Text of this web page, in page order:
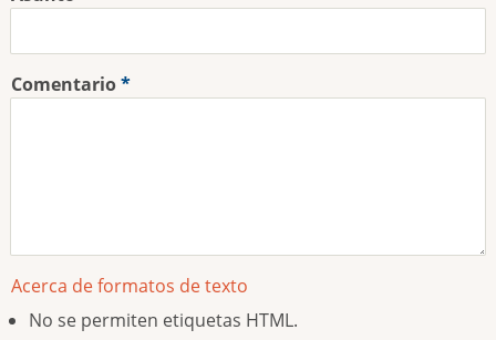
Comentario
Acerca de formatos de texto
No se permiten etiquetas HTML.